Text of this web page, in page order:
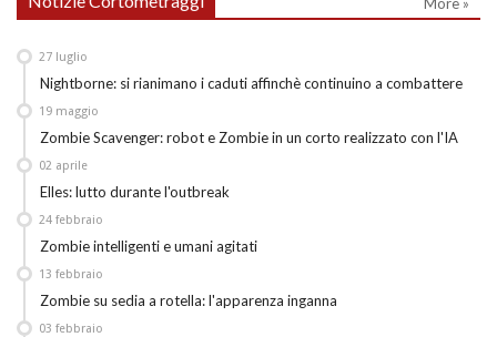
Nightborne: si rianimano i caduti affinchè continuino a combattere
27 luglio
Zombie Scavenger: robot e Zombie in un corto realizzato con l'IA
19 maggio
Elles: lutto durante l'outbreak
02 aprile
Zombie intelligenti e umani agitati
24 febbraio
Zombie su sedia a rotella: l'apparenza inganna
13 febbraio
03 febbraio